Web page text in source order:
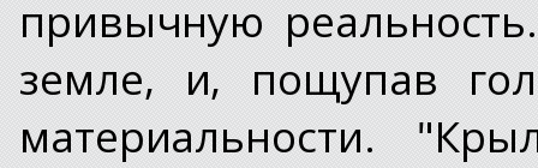
привычную
земле, и, пощупав
материальности.